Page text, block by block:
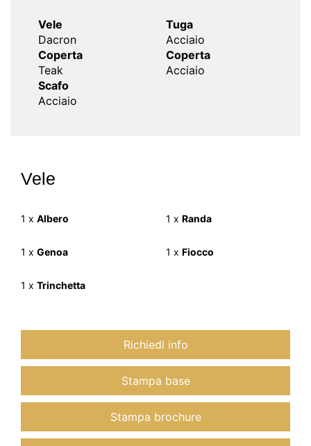
Vele
Dacron
Tuga
Acciaio
Coperta
Teak
Coperta
Acciaio
Scafo
Acciaio
Vele
1 x Albero 1 x Randa
1 x Genoa 1 x Fiocco
1 x Trinchetta
Richiedi info
Stampa base
Stampa brochure